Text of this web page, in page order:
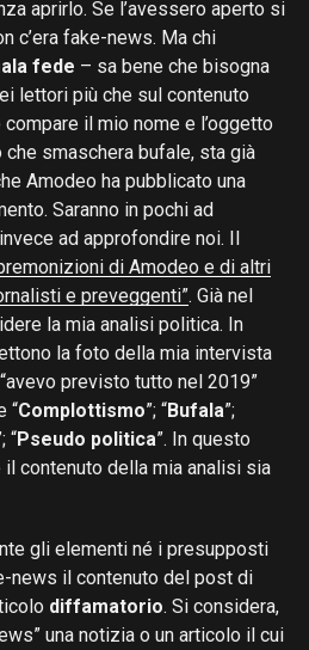
aprirlo. Se l’avessero aperto si
c’era fake-news. Ma chi
fede – sa bene che bisogna
lettori più che sul contenuto
il mio nome e l’oggetto
smaschera bufale, sta già
Amodeo ha pubblicato una
Saranno in pochi ad
ad approfondire noi. Il
di Amodeo e di altri
e preveggenti”. Già nel
la mia analisi politica. In
la foto della mia intervista
previsto tutto nel 2019”
“Complottismo”; “Bufala”;
“Pseudo politica”. In questo
contenuto della mia analisi sia
gli elementi né i presupposti
news il contenuto del post di
diffamatorio. Si considera,
una notizia o un articolo il cui